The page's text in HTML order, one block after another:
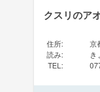
クスリのア
住所:
京
読み:
き
TEL :